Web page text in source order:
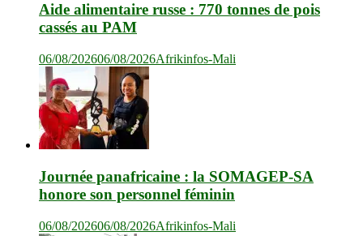
Aide alimentaire russe : 770 tonnes de pois
cassés au PAM
06/08/202606/08/2026Afrikinfos-Mali
Journée panafricaine : la SOMAGEP-SA
honore son personnel féminin
06/08/202606/08/2026Afrikinfos-Mali